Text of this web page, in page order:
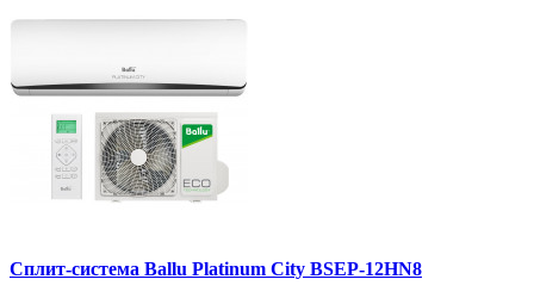
Сплит-система Ballu Platinum City BSEP-12HN8